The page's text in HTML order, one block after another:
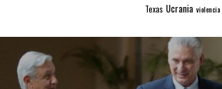
Texas Ucrania violencia